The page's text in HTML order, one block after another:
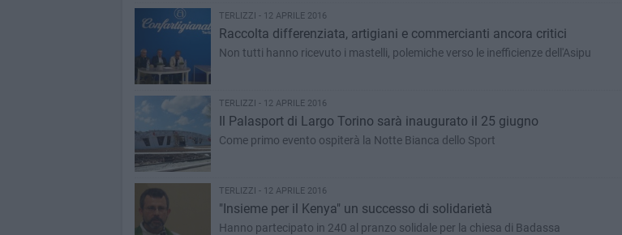
TERLIZZI - 12 APRILE 2016
Raccolta differenziata, artigiani e commercianti ancora critici
Non tutti hanno ricevuto i mastelli, polemiche verso le inefficienze dell'Asipu
TERLIZZI - 12 APRILE 2016
Il Palasport di Largo Torino sarà inaugurato il 25 giugno
Come primo evento ospiterà la Notte Bianca dello Sport
TERLIZZI - 12 APRILE 2016
"Insieme per il Kenya" un successo di solidarietà
Hanno partecipato in 240 al pranzo solidale per la chiesa di Badassa